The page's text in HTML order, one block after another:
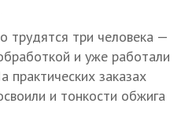
трудятся три человека —
и уже работали
практических заказах
и тонкости обжига